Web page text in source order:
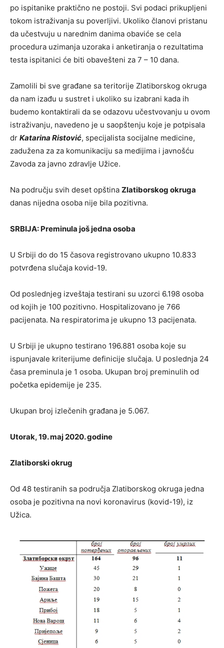
po ispitanike praktično ne postoji. Svi podaci prikupljeni
tokom istraživanja su poverljivi. Ukoliko članovi pristanu
da učestvuju u narednim danima obaviće se cela
procedura uzimanja uzoraka i anketiranja o rezultatima
testa ispitanici će biti obavešteni za 7 – 10 dana.
Zamolili bi sve građane sa teritorije Zlatiborskog okruga
da nam izađu u sustret i ukoliko su izabrani kada ih
budemo kontaktirali da se odazovu učestvovanju u ovom
istraživanju, navedeno je u saopštenju koje je potpisala
dr Katarina Ristović, specijalista socijalne medicine,
zadužena za za komunikaciju sa medijima i javnošću
Zavoda za javno zdravlje Užice.
Na području svih deset opština Zlatiborskog okruga
danas nijedna osoba nije bila pozitivna.
SRBIJA: Preminula još jedna osoba
U Srbiji do do 15 časova registrovano ukupno 10.833
potvrđena slučaja kovid-19.
Od poslednjeg izveštaja testirani su uzorci 6.198 osoba
od kojih je 100 pozitivno. Hospitalizovano je 766
pacijenata. Na respiratorima je ukupno 13 pacijenata.
U Srbiji je ukupno testirano 196.881 osoba koje su
ispunjavale kriterijume definicije slučaja. U poslednja 24
časa preminula je 1 osoba. Ukupan broj preminulih od
početka epidemije je 235.
Ukupan broj izlečenih građana je 5.067.
Utorak, 19. maj 2020. godine
Zlatiborski okrug
Od 48 testiranih sa područja Zlatiborskog okruga jedna
osoba je pozitivna na novi koronavirus (kovid-19), iz
Užica.